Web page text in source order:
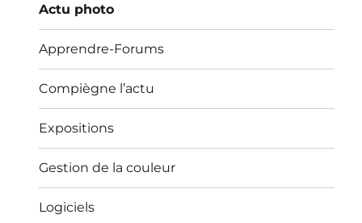
Actu photo
Apprendre-Forums
Compiègne l’actu
Expositions
Gestion de la couleur
Logiciels